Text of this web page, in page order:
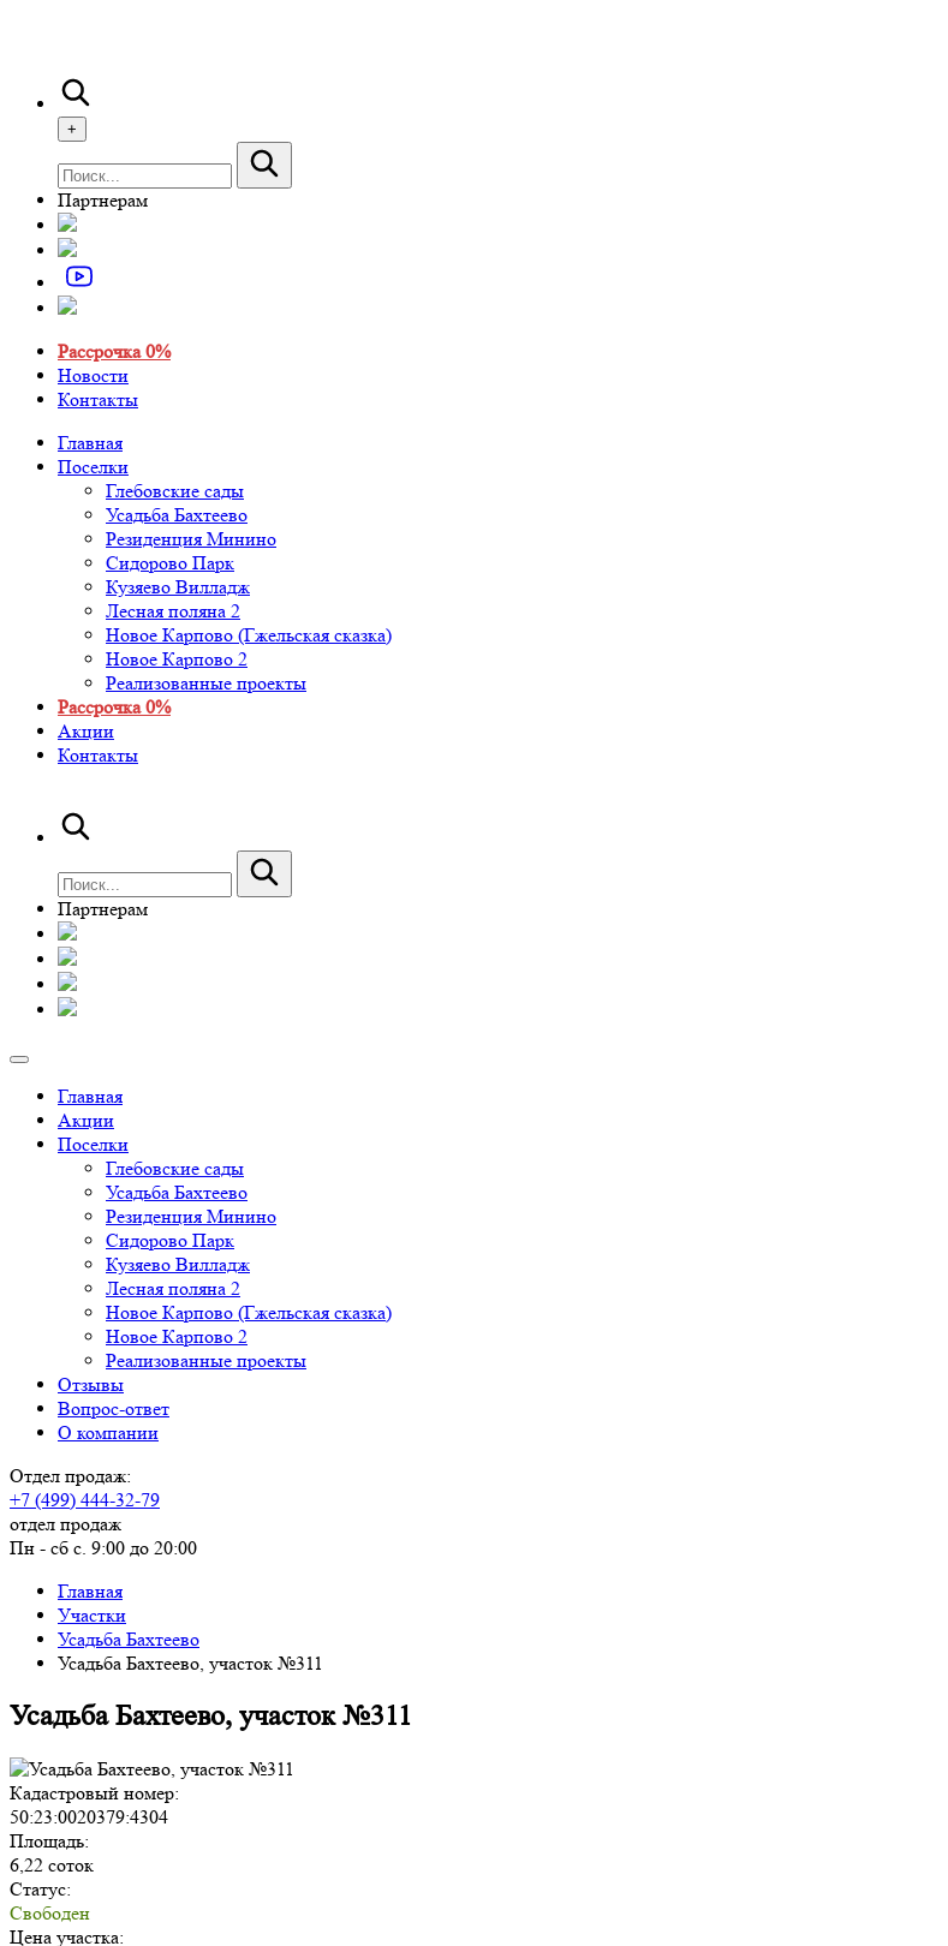
+
Партнерам
Рассрочка 0%
Новости
Контакты
Главная
Поселки
Глебовские сады
Усадьба Бахтеево
Резиденция Минино
Сидорово Парк
Кузяево Вилладж
Лесная поляна 2
Новое Карпово (Гжельская сказка)
Новое Карпово 2
Реализованные проекты
Рассрочка 0%
Акции
Контакты
Партнерам
Главная
Акции
Поселки
Глебовские сады
Усадьба Бахтеево
Резиденция Минино
Сидорово Парк
Кузяево Вилладж
Лесная поляна 2
Новое Карпово (Гжельская сказка)
Новое Карпово 2
Реализованные проекты
Отзывы
Вопрос-ответ
О компании
Отдел продаж:
+7 (499) 444-32-79
отдел продаж
Пн - сб с. 9:00 до 20:00
Главная
Участки
Усадьба Бахтеево
Усадьба Бахтеево, участок №311
Усадьба Бахтеево, участок №311
Кадастровый номер:
50:23:0020379:4304
Площадь:
6,22 соток
Статус:
Свободен
Цена участка: